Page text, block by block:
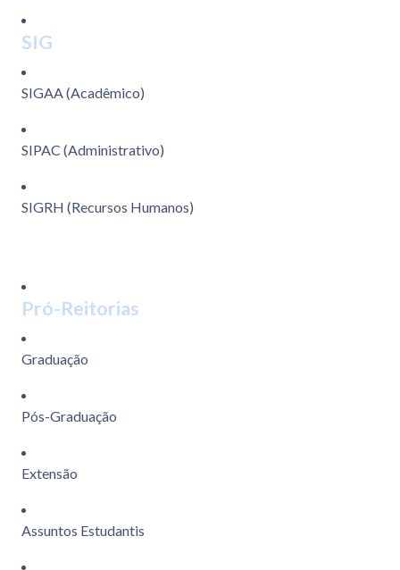
SIG
SIGAA (Acadêmico)
SIPAC (Administrativo)
SIGRH (Recursos Humanos)
Pró-Reitorias
Graduação
Pós-Graduação
Extensão
Assuntos Estudantis